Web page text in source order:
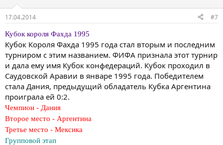
17.04.2014 #7
Кубок короля Фахда 1995
Кубок Короля Фахда 1995 года стал вторым и последним
турниром с этим названием. ФИФА признала этот турнир
и дала ему имя Кубок конфедераций. Кубок проходил в
Саудовской Аравии в январе 1995 года. Победителем
стала Дания, предыдущий обладатель Кубка Аргентина
проиграла ей 0:2.
Чемпион - Дания
Второе место - Аргентина
Третье место - Мексика
Групповой этап